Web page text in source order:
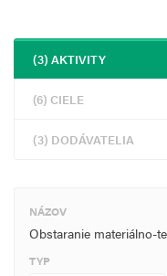
(3) AKTIVITY
(6) CIELE
(3) DODÁVATELIA
NÁZOV
Obstaranie materiálno-
TYP